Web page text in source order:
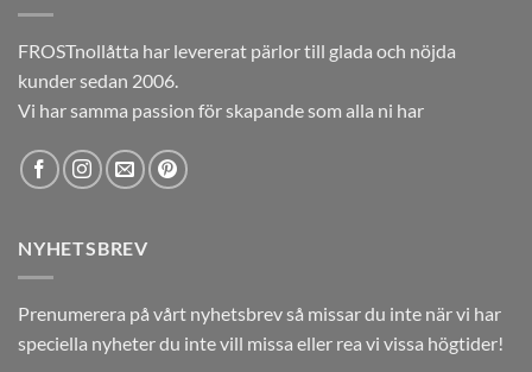
FROSTnollåtta har levererat pärlor till glada och nöjda
kunder sedan 2006.
Vi har samma passion för skapande som alla ni har
NYHETSBREV
Prenumerera på vårt nyhetsbrev så missar du inte när vi har
speciella nyheter du inte vill missa eller rea vi vissa högtider!